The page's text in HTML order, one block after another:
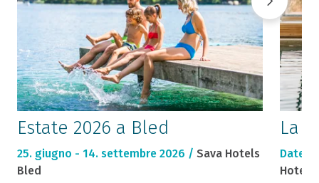
Estate 2026 a Bled
25. giugno - 14. settembre 2026 / Sava Hotels
Bled
La
Date
Hotel